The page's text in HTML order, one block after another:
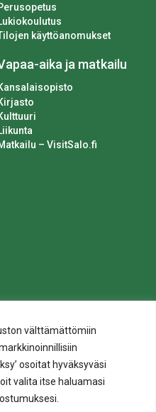
välttämättömiin
osoitat hyväksyväsi
valita itse haluamasi
käyttöanomukset
aika ja matkailu
– VisitSalo.fi